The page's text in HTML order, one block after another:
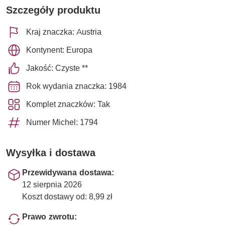
Szczegóły produktu
Kraj znaczka: Austria
Kontynent: Europa
Jakość: Czyste **
Rok wydania znaczka: 1984
Komplet znaczków: Tak
Numer Michel: 1794
Wysyłka i dostawa
Przewidywana dostawa:
12 sierpnia 2026
Koszt dostawy od: 8,99 zł
Prawo zwrotu: